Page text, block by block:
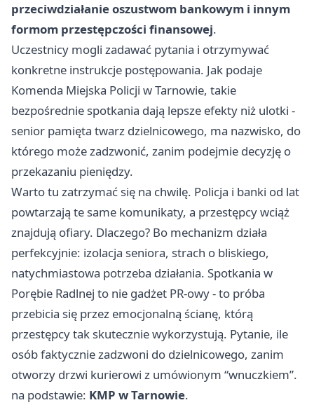
przeciwdziałanie oszustwom bankowym i innym
formom przestępczości finansowej.
Uczestnicy mogli zadawać pytania i otrzymywać
konkretne instrukcje postępowania. Jak podaje
Komenda Miejska Policji w Tarnowie, takie
bezpośrednie spotkania dają lepsze efekty niż ulotki -
senior pamięta twarz dzielnicowego, ma nazwisko, do
którego może zadzwonić, zanim podejmie decyzję o
przekazaniu pieniędzy.
Warto tu zatrzymać się na chwilę. Policja i banki od lat
powtarzają te same komunikaty, a przestępcy wciąż
znajdują ofiary. Dlaczego? Bo mechanizm działa
perfekcyjnie: izolacja seniora, strach o bliskiego,
natychmiastowa potrzeba działania. Spotkania w
Porębie Radlnej to nie gadżet PR-owy - to próba
przebicia się przez emocjonalną ścianę, którą
przestępcy tak skutecznie wykorzystują. Pytanie, ile
osób faktycznie zadzwoni do dzielnicowego, zanim
otworzy drzwi kurierowi z umówionym “wnuczkiem”.
na podstawie: KMP w Tarnowie.